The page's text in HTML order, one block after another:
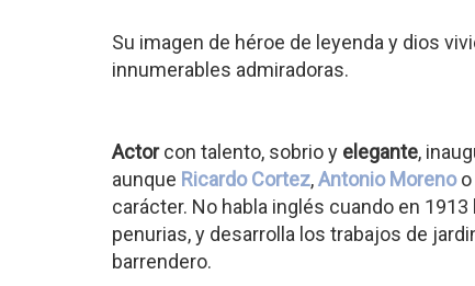
Su imagen de héroe de leyenda y dios
innumerables admiradoras.
Actorcon talento, sobrio y elegante,
aunque Ricardo Cortez,Antonio Morenoo
carácter. No habla inglés cuando en 1913
penurias, y desarrolla los trabajos de
barrendero.